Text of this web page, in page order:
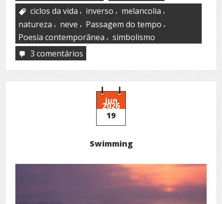
ciclos da vida , inverso , melancolia ,
natureza , neve , Passagem do tempo ,
Poesia contemporânea , simbolismo
3 comentários
geese
jun
2026
19
Swimming